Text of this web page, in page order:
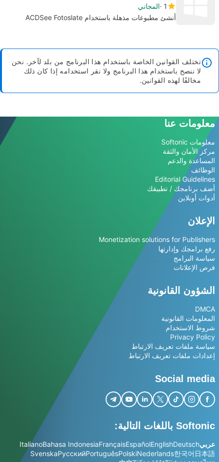
1 المجاني
أنشئ مطبوعات مذهلة باستخدام ACDSee Fotoslate
تختلف القوانين الخاصة باستخدام هذا البرنامج من بلد لآخر. نحن
لا ننصح باستخدام هذا البرنامج ولا نقر استخدامه إذا كان ذلك
مخالفًا لهذه القوانين.
معلومات عنا
معلومات Softonic
مركز الأمان والثقة
المساعدة والدعم
الوظائف
Editorial Guidelines
أضف برنامجك / تطبيقك
أدوات أونلاين
الإعلان
Monetization solutions for Publishers
رفع برامجك وإدارتها
سياسة البرامج
فرص الإعلانات
الشؤون القانونية
DMCA
المعلومات القانونية
شروط الاستخدام
Privacy Policy
سياسة ملفات تعريف الارتباط
إعدادات ملفات تعريف الارتباط
Social media
Softonic باللغات التالية:
عربيDeutsch
English
Español
Français
Bahasa Indonesia
Italiano
日本語
한국어
Nederlands
Polski
Português
Русский
Svenska